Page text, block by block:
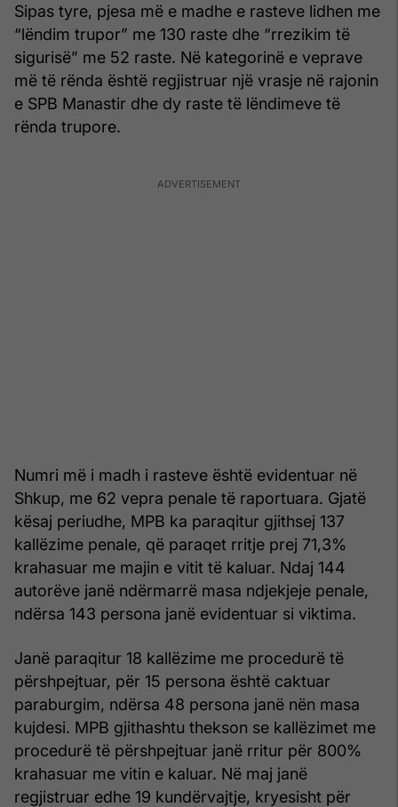
Sipas tyre, pjesa më e madhe e rasteve lidhen me
“lëndim trupor” me 130 raste dhe “rrezikim të
sigurisë” me 52 raste. Në kategorinë e veprave
më të rënda është regjistruar një vrasje në rajonin
e SPB Manastir dhe dy raste të lëndimeve të
rënda trupore.
Numri më i madh i rasteve është evidentuar në
Shkup, me 62 vepra penale të raportuara. Gjatë
kësaj periudhe, MPB ka paraqitur gjithsej 137
kallëzime penale, që paraqet rritje prej 71,3%
krahasuar me majin e vitit të kaluar. Ndaj 144
autorëve janë ndërmarrë masa ndjekjeje penale,
ndërsa 143 persona janë evidentuar si viktima.
Janë paraqitur 18 kallëzime me procedurë të
përshpejtuar, për 15 persona është caktuar
paraburgim, ndërsa 48 persona janë nën masa
kujdesi. MPB gjithashtu thekson se kallëzimet me
procedurë të përshpejtuar janë rritur për 800%
krahasuar me vitin e kaluar. Në maj janë
regjistruar edhe 19 kundërvajtje, kryesisht për